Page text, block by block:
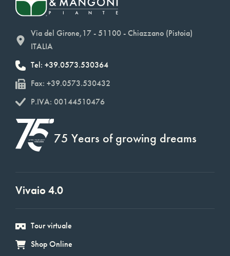
Via del Girone,17 - 51100 - Chiazzano (Pistoia)
ITALIA
Tel: +39.0573.530364
Fax: +39.0573.530432
P.IVA: 00144510476
75 Years of growing dreams
Vivaio 4.0
Tour virtuale
Shop Online